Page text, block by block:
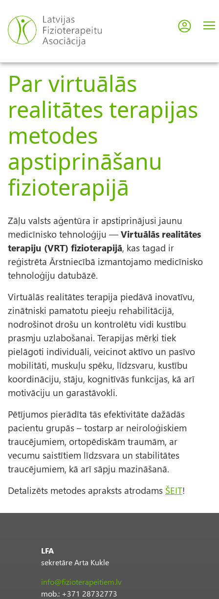
uz
galveno
saturu
User
Par virtuālās
realitātes terapijas
metodes
apstiprināšanu
fizioterapijā
Zāļu valsts aģentūra ir apstiprinājusi jaunu
medicīnisko tehnoloģiju — Virtuālās realitātes
terapiju (VRT) fizioterapijā, kas tagad ir
reģistrēta Ārstniecībā izmantojamo medicīnisko
tehnoloģiju datubāzē.
Virtuālās realitātes terapija piedāvā inovatīvu,
zinātniski pamatotu pieeju rehabilitācijā,
nodrošinot drošu un kontrolētu vidi kustību
prasmju uzlabošanai. Terapijas mērķi tiek
pielāgoti individuāli, veicinot aktīvo un pasīvo
mobilitāti, muskuļu spēku, līdzsvaru, kustību
koordināciju, stāju, kognitīvās funkcijas, kā arī
motivāciju un garastāvokli.
Pētījumos pierādīta tās efektivitāte dažādās
pacientu grupās – tostarp ar neiroloģiskiem
traucējumiem, ortopēdiskām traumām, ar
vecumu saistītiem līdzsvara un stabilitātes
traucējumiem, kā arī sāpju mazināšanā.
Detalizēts metodes apraksts atrodams ŠEIT!
LFA
sekretāre Arta Kukle
info@fizioterapeitiem.lv
mob.: +371 28732773